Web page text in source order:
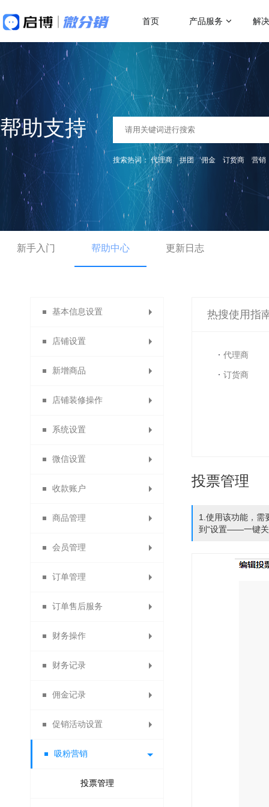
首页 产品服务 解
做社交电商，找启博
微分销
快速搭建微信分销商城
分销小程序
专注裂变的分销小程序
直播分销
私域直播分销带货系统
视频号直播
抢占视频号流量阵地
热门应用场
二级分销
代理分销
积分商城
优惠券
了解更多产
解决方案
母婴行业解决方案
一站式赋能母婴品牌商智慧经营
行业销售渠道解决方案
帮助商家拓展销售新渠道
直播带货解决方案
开通微信+小程序+APP直播带货系统
积分商城解决方案
传
帮助
微
关于我们
18年专注全产业SaaS产品服务
帮助支持
搜索热词：代理商 拼团 佣金 订货商 营销
新手入门 帮助中心 更新日志
基本信息设置
系统设置
店铺设置
店铺导航
店铺主页
会员主页
分销说明
商品列表导航
自定义通用模块
商品详情页
商品限购提示页
新增商品
商品分类
自定义类目
发布商品
商品分组
店铺装修操作
主页装修
模块装修
系统设置
货到付款
店铺信息
功能名称设置
提现设置
云账户设置
找人代付
线下付款
货到付款
自动确认收货设置
自动取消订单
浮动公告设置
服务承诺
微信设置
消息设置
微信设置
消息设置
模板消息
自定义菜单
素材库管理
首次关注
自动回复
信息托管
客服功能
一键关注
收款账户
合利宝分账
微信收款账号
支付宝收款账号
paypal收款账号
京东支付
贝宝收款账号
银联支付收款账号
快钱
易宝收款账号
开联通
商品管理
出售中的商品
仓库中的商品
已售罄的商品
批量修改商品
警戒商品
会员管理
会员列表
会员设置
会员等级
会员卡
会员权益
会员分组
会员导出
备份会员导入
订单管理
所有订单
虚拟库存订单
删除日志
批量发货
订单售后服务
退换货审核
商品评价
退货理由
付款查询
退换货设置
财务操作
代理商业绩奖励
提现申请管理
佣金转余额申请列表
线下充值管理
分账审核
财务记录
供应商提现记录
提现记录
驳回记录
分账记录
佣金记录
分销商佣金
代理商佣金
订货商佣金
促销活动设置
限时秒杀
限时打折
吸粉营销
投票管理
热搜使用指
代理商
订货商
投票管理
1.使用该功能，需
到“设置——一键关